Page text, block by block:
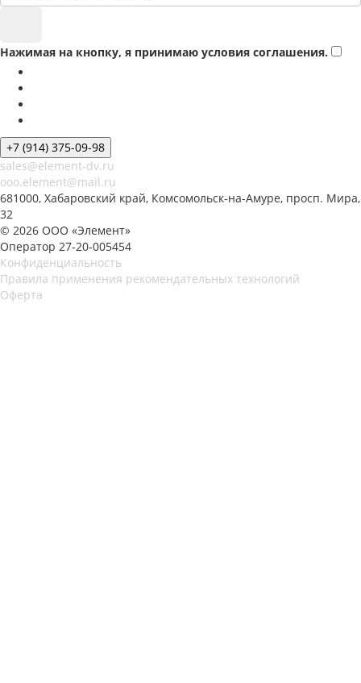
Нажимая на кнопку, я принимаю условия соглашения.
+7 (914) 375-09-98
sales@element-dv.ru
ooo.element@mail.ru
681000, Хабаровский край, Комсомольск-на-Амуре, просп. Мира,
32
© 2026 ООО «Элемент»
Оператор 27-20-005454
Конфиденциальность
Правила применения рекомендательных технологий
Оферта